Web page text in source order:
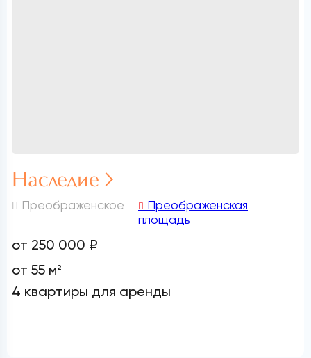
Наследие
Преображенское
площадь
от 250 000 ₽
от 55 м 2
4 квартиры для аренды